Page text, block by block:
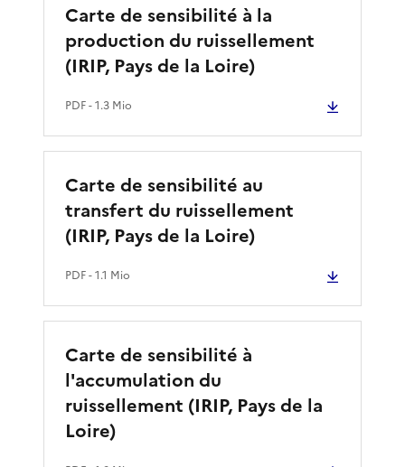
Carte de sensibilité à la
production du ruissellement
(IRIP, Pays de la Loire)
PDF- 1.3 Mio
Carte de sensibilité au
transfert du ruissellement
(IRIP, Pays de la Loire)
PDF- 1.1 Mio
Carte de sensibilité à
l'accumulation du
ruissellement (IRIP, Pays de la
Loire)